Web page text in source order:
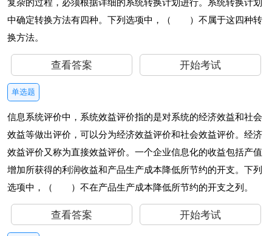
复杂的过程，必须根据详细的系统转换计划进行。系统转换计划
中确定转换方法有四种。下列选项中，（ ）不属于这四种转
换方法。
查看答案 开始考试
单选题
信息系统评价中，系统效益评价指的是对系统的经济效益和社会
效益等做出评价，可以分为经济效益评价和社会效益评价。经济
效益评价又称为直接效益评价。一个企业信息化的收益包括产值
增加所获得的利润收益和产品生产成本降低所节约的开支。下列
选项中，（ ）不在产品生产成本降低所节约的开支之列。
查看答案 开始考试